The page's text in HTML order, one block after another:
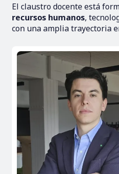
El claustro docente está
recursos humanos,
con una amplia trayectoria